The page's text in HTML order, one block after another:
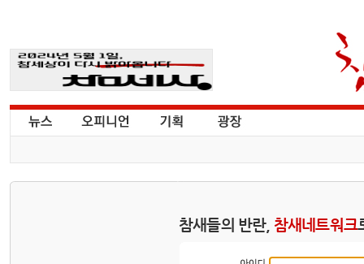
참새들의 반란, 참새네트워크